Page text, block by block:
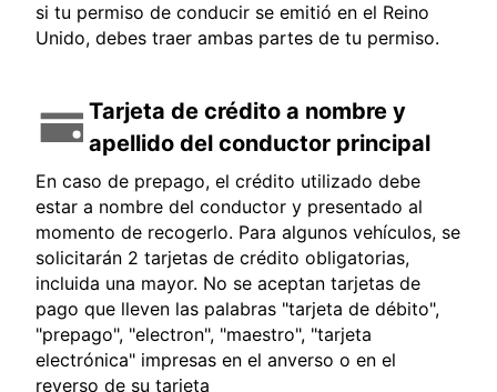
si tu permiso de conducir se emitió en el Reino
Unido, debes traer ambas partes de tu permiso.
Tarjeta de crédito a nombre y
apellido del conductor principal
En caso de prepago, el crédito utilizado debe
estar a nombre del conductor y presentado al
momento de recogerlo. Para algunos vehículos, se
solicitarán 2 tarjetas de crédito obligatorias,
incluida una mayor. No se aceptan tarjetas de
pago que lleven las palabras "tarjeta de débito",
"prepago", "electron", "maestro", "tarjeta
electrónica" impresas en el anverso o en el
reverso de su tarjeta